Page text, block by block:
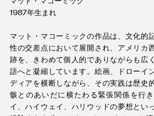
1987年生まれ
マット・マコーミックの作品は、文化的
性の交差点において展開され、アメリカ
跡を、きわめて個人的でありながらも広
語へと凝縮しています。絵画、ドローイ
ディアを横断しながら、その実践は歴史
骸とのあいだに横たわる緊張関係を行
イ、ハイウェイ、ハリウッドの夢想とい